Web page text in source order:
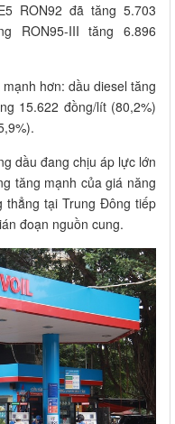
RON92 đã tăng 5.703
RON95-III tăng 6.896
hơn: dầu diesel tăng
15.622 đồng/lít (80,2%)
dầu đang chịu áp lực lớn
tăng mạnh của giá năng
thẳng tại Trung Đông tiếp
đoạn nguồn cung.